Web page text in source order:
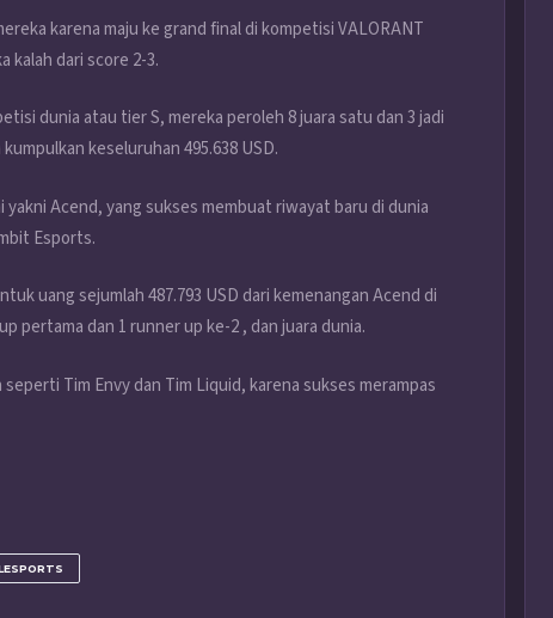
karena maju ke grand final di kompetisi VALORANT
kalah dari score 2-3.
dunia atau tier S, mereka peroleh 8 juara satu dan 3 jadi
keseluruhan 495.638 USD.
Acend, yang sukses membuat riwayat baru di dunia
Esports.
uang sejumlah 487.793 USD dari kemenangan Acend di
pertama dan 1 runner up ke-2 , dan juara dunia.
Tim Envy dan Tim Liquid, karena sukses merampas